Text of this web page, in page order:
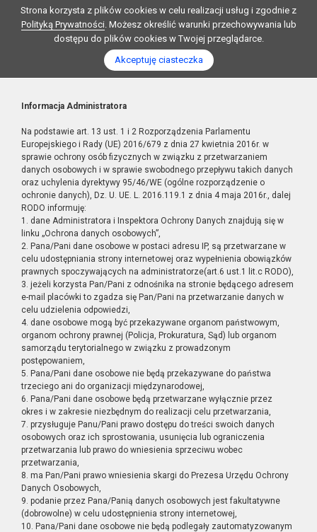
Strona korzysta z plików cookies w celu realizacji usług i zgodnie z
Polityką Prywatności. Możesz określić warunki przechowywania lub
dostępu do plików cookies w Twojej przeglądarce.
Akceptuję ciasteczka
Informacja Administratora
Na podstawie art. 13 ust. 1 i 2 Rozporządzenia Parlamentu
Europejskiego i Rady (UE) 2016/679 z dnia 27 kwietnia 2016r. w
sprawie ochrony osób fizycznych w związku z przetwarzaniem
danych osobowych i w sprawie swobodnego przepływu takich danych
oraz uchylenia dyrektywy 95/46/WE (ogólne rozporządzenie o
ochronie danych), Dz. U. UE. L. 2016.119.1 z dnia 4 maja 2016r., dalej
RODO informuję:
1. dane Administratora i Inspektora Ochrony Danych znajdują się w
linku „Ochrona danych osobowych”,
2. Pana/Pani dane osobowe w postaci adresu IP, są przetwarzane w
celu udostępniania strony internetowej oraz wypełnienia obowiązków
prawnych spoczywających na administratorze(art.6 ust.1 lit.c RODO),
3. jeżeli korzysta Pan/Pani z odnośnika na stronie będącego adresem
e-mail placówki to zgadza się Pan/Pani na przetwarzanie danych w
celu udzielenia odpowiedzi,
4. dane osobowe mogą być przekazywane organom państwowym,
organom ochrony prawnej (Policja, Prokuratura, Sąd) lub organom
samorządu terytorialnego w związku z prowadzonym
postępowaniem,
5. Pana/Pani dane osobowe nie będą przekazywane do państwa
trzeciego ani do organizacji międzynarodowej,
6. Pana/Pani dane osobowe będą przetwarzane wyłącznie przez
okres i w zakresie niezbędnym do realizacji celu przetwarzania,
7. przysługuje Panu/Pani prawo dostępu do treści swoich danych
osobowych oraz ich sprostowania, usunięcia lub ograniczenia
przetwarzania lub prawo do wniesienia sprzeciwu wobec
przetwarzania,
8. ma Pan/Pani prawo wniesienia skargi do Prezesa Urzędu Ochrony
Danych Osobowych,
9. podanie przez Pana/Panią danych osobowych jest fakultatywne
(dobrowolne) w celu udostępnienia strony internetowej,
10. Pana/Pani dane osobowe nie będą podlegały zautomatyzowanym